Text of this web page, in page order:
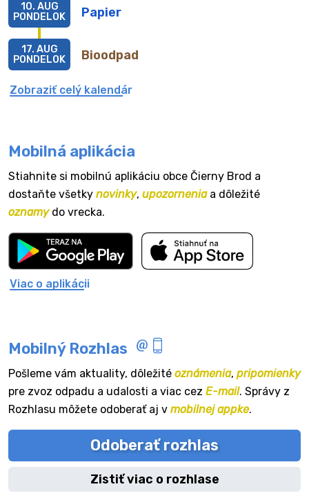
Papier
10. AUG
PONDELOK
Bioodpad
17. AUG
PONDELOK
Zobraziť celý kalendár
Mobilná aplikácia
Stiahnite si mobilnú aplikáciu obce Čierny Brod a
dostaňte všetky novinky, upozorneniaa dôležité
oznamydo vrecka.
Viac o aplikácii
Mobilný Rozhlas
Pošleme vám aktuality, dôležité oznámenia, pripomienky
pre zvoz odpadu a udalosti a viac cez E-mail. Správy z
Rozhlasu môžete odoberať aj v mobilnej appke.
Odoberať rozhlas
Zistiť viac o rozhlase